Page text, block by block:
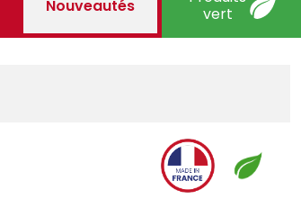
Nouveautés
vert